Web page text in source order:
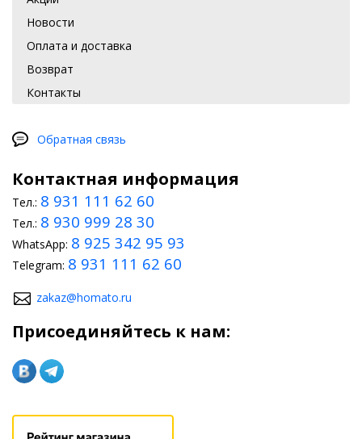
Новости
Оплата и доставка
Возврат
Контакты
Обратная связь
Контактная информация
Тел.: 8 931 111 62 60
Тел.: 8 930 999 28 30
WhatsApp: 8 925 342 95 93
Telegram: 8 931 111 62 60
zakaz@homato.ru
Присоединяйтесь к нам: